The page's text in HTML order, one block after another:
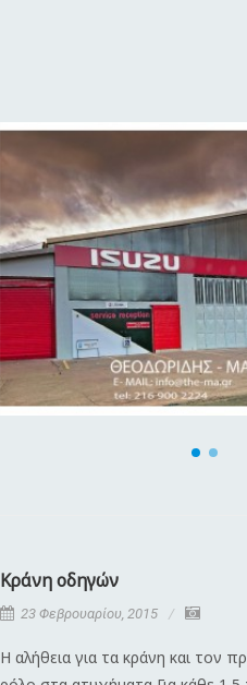
Κράνη οδηγών
23 Φεβρουαρίου, 2015
Η αλήθεια για τα κράνη και τον